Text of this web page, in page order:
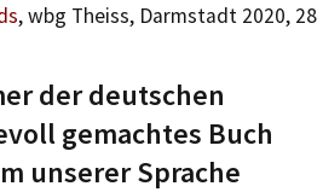
, wbg Theiss, Darmstadt 2020, 28
der deutschen
gemachtes Buch
unserer Sprache